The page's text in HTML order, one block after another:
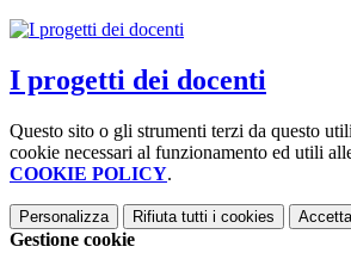
I progetti dei docenti
Questo sito o gli strumenti terzi da questo
cookie necessari al funzionamento ed utili
COOKIE POLICY.
Personalizza Rifiuta tutti i cookies
Gestione cookie